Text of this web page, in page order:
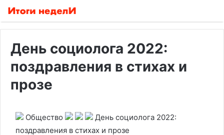
День социолога 2022:
поздравления в стихах и
прозе
Общество
День социолога 2022:
поздравления в стихах и прозе